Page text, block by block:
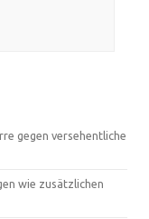
gegen versehentliche
wie zusätzlichen